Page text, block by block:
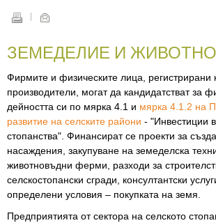
ЗЕМЕДЕЛИЕ И
Фирмите и физическите лица, регистрирани
производители, могат да кандидатстват за
дейността си по мярка 4.1 и мярка 4.1.2 на
развитие на селските райони - "Инвестиции
стопанства". Финансират се проекти за
насаждения, закупуване на земеделска
животновъдни ферми, разходи за
селскостопански сгради, консултантски
определени условия – покупката на земя.
Предприятията от сектора на селското